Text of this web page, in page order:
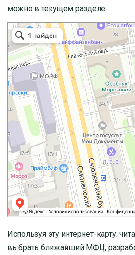
можно в текущем разделе:
Используя эту интернет-карту,
выбрать ближайший МФЦ,